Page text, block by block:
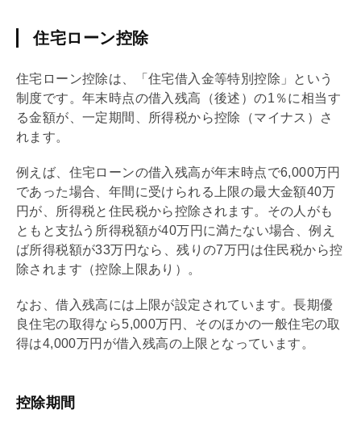
住宅ローン控除
住宅ローン控除は、「住宅借入金等特別控除」という
制度です。年末時点の借入残高（後述）の1％に相当す
る金額が、一定期間、所得税から控除（マイナス）さ
れます。
例えば、 住宅ローンの借入残高が年末時点で6,000万円
であった場合、年間に受けられる上限の最大金額40万
円が、所得税と住民税から控除されます。その人がも
ともと支払う所得税額が40万円に満たない場合、例え
ば所得税額が33万円なら、残りの7万円は住民税から控
除されます（控除上限あり）。
なお、借入残高には上限が設定されています。長期優
良住宅の取得なら5,000万円、そのほかの一般住宅の取
得は4,000万円が借入残高の上限となっています。
控除期間